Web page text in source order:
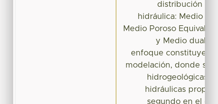
distribución de
hidráulica: Medio
Medio Poroso
y Medio dual-
enfoque constituye la
modelación, donde se
hidrogeológicas
hidráulicas
segundo en el